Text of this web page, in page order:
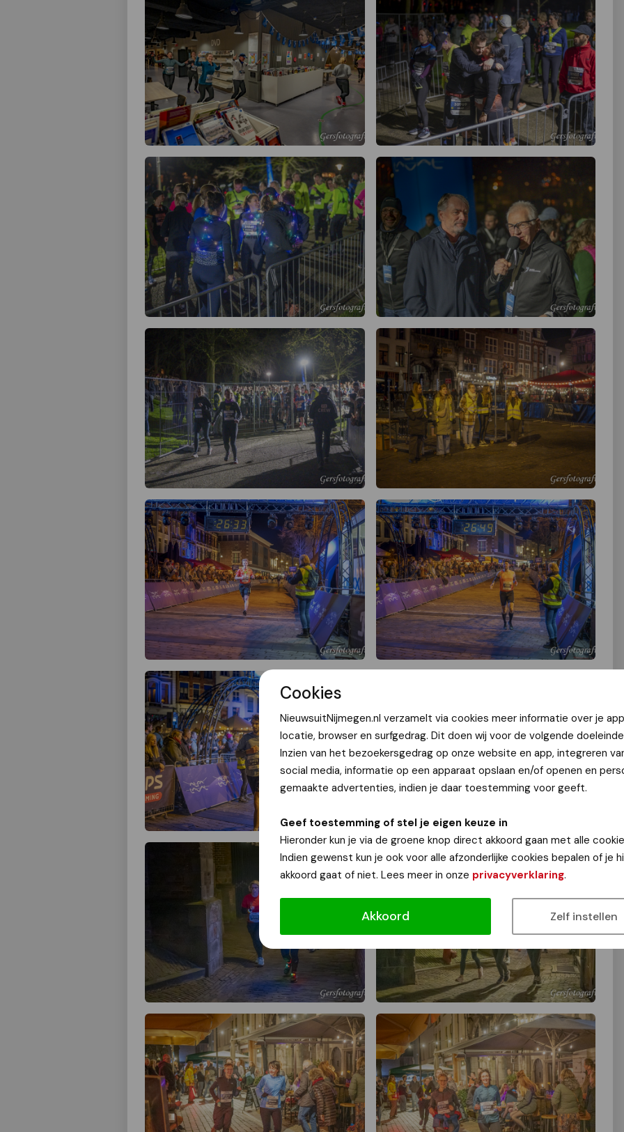
Cookies
NieuwsuitNijmegen.nl verzamelt via cookies meer informatie over je
locatie, browser en surfgedrag. Dit doen wij voor de volgende
Inzien van het bezoekersgedrag op onze website en app, integreren
social media, informatie op een apparaat opslaan en/of openen en
gemaakte advertenties, indien je daar toestemming voor geeft.
Geef toestemming of stel je eigen keuze in
Hieronder kun je via de groene knop direct akkoord gaan met alle
Indien gewenst kun je ook voor alle afzonderlijke cookies bepalen of je
akkoord gaat of niet. Lees meer in onze privacyverklaring.
Akkoord Zelf instellen